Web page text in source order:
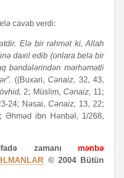
cavab verdi:
Elə bir rəhmət ki, Allah
daxil edib (onlara belə bir
bəndələrindən mərhəmətli
((Buxari, Cənaiz, 32, 43,
2; Müslim, Cənaiz, 11;
24; Nəsai, Cənaiz, 13, 22;
Əhməd ibn Hənbəl, 1/268,
zamanı mənbə
© 2004 Bütün